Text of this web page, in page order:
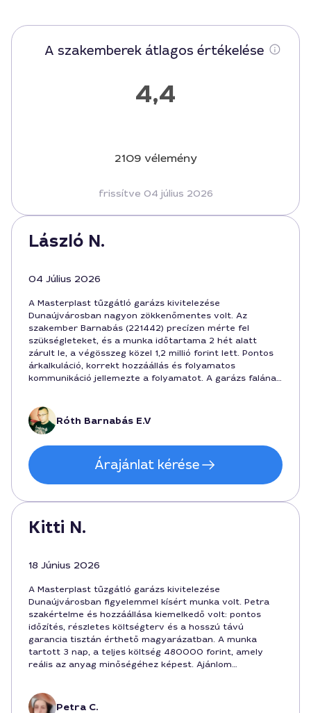
A szakemberek átlagos értékelése
4,4
2109 vélemény
frissítve 04 július 2026
László N.
04 Július 2026
A Masterplast tűzgátló garázs kivitelezése
Dunaújvárosban nagyon zökkenőmentes volt. Az
szakember Barnabás (221442) precízen mérte fel
szükségleteket, és a munka időtartama 2 hét alatt
zárult le, a végösszeg közel 1,2 millió forint lett. Pontos
árkalkuláció, korrekt hozzáállás és folyamatos
kommunikáció jellemezte a folyamatot. A garázs falának
tudom másoknak is, akik Masterplast megoldást
keresnek a városban.
Róth Barnabás E.V
Árajánlat kérése
Kitti N.
18 Június 2026
A Masterplast tűzgátló garázs kivitelezése
Dunaújvárosban figyelemmel kísért munka volt. Petra
szakértelme és hozzáállása kiemelkedő volt: pontos
időzítés, részletes költségterv és a hosszú távú
garancia tisztán érthető magyarázatban. A munka
tartott 3 nap, a teljes költség 480000 forint, amely
reális az anyag minőségéhez képest. Ajánlom
Petra C.